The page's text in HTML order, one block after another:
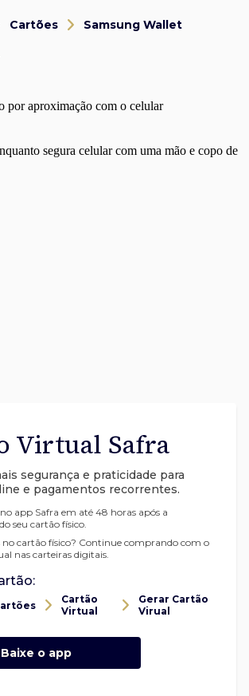
Cartões Samsung Wallet
Virtual Safra
segurança e praticidade para
e pagamentos recorrentes.
app Safra em até 48 horas após a
seu cartão físico.
no cartão físico? Continue comprando com o
nas carteiras digitais.
Cartão
Virtual
Gerar Cartão
Virual
Baixe o app